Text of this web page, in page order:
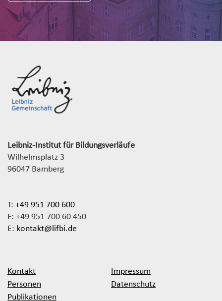
Leibniz-Institut für Bildungsverläufe
Wilhelmsplatz 3
96047 Bamberg
T: +49 951 700 600
F: +49 951 700 60 450
E: kontakt@lifbi.de
Kontakt
Personen
Publikationen
Impressum
Datenschutz